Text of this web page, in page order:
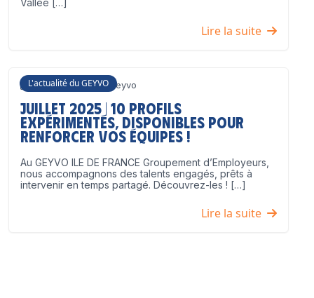
Vallée […]
Lire la suite
L'actualité du GEYVO
3 juillet 2025 Geyvo
Juillet 2025 | 10 profils
expérimentés, disponibles pour
renforcer vos équipes !
Au GEYVO ILE DE FRANCE Groupement d’Employeurs,
nous accompagnons des talents engagés, prêts à
intervenir en temps partagé. Découvrez-les ! […]
Lire la suite